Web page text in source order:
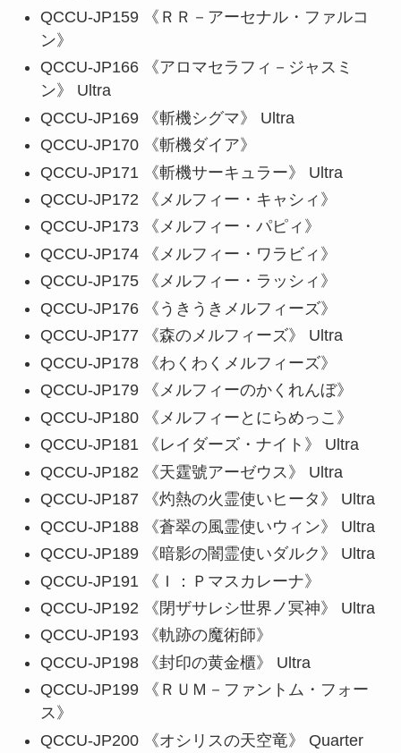
QCCU-JP159 《ＲＲ－アーセナル・ファルコ
ン》
QCCU-JP166 《アロマセラフィ－ジャスミ
ン》 Ultra
QCCU-JP169 《斬機シグマ》 Ultra
QCCU-JP170 《斬機ダイア》
QCCU-JP171 《斬機サーキュラー》 Ultra
QCCU-JP172 《メルフィー・キャシィ》
QCCU-JP173 《メルフィー・パピィ》
QCCU-JP174 《メルフィー・ワラビィ》
QCCU-JP175 《メルフィー・ラッシィ》
QCCU-JP176 《うきうきメルフィーズ》
QCCU-JP177 《森のメルフィーズ》 Ultra
QCCU-JP178 《わくわくメルフィーズ》
QCCU-JP179 《メルフィーのかくれんぼ》
QCCU-JP180 《メルフィーとにらめっこ》
QCCU-JP181 《レイダーズ・ナイト》 Ultra
QCCU-JP182 《天霆號アーゼウス》 Ultra
QCCU-JP187 《灼熱の火霊使いヒータ》 Ultra
QCCU-JP188 《蒼翠の風霊使いウィン》 Ultra
QCCU-JP189 《暗影の闇霊使いダルク》 Ultra
QCCU-JP191 《Ｉ：Ｐマスカレーナ》
QCCU-JP192 《閉ザサレシ世界ノ冥神》 Ultra
QCCU-JP193 《軌跡の魔術師》
QCCU-JP198 《封印の黄金櫃》 Ultra
QCCU-JP199 《ＲＵＭ－ファントム・フォー
ス》
QCCU-JP200 《オシリスの天空竜》 Quarter